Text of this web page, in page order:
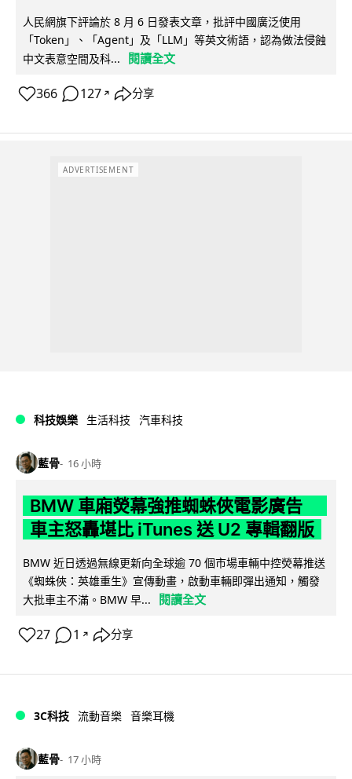
人民網旗下評論於 8 月 6 日發表文章，批評中國廣泛使用
「Token」、「Agent」及「LLM」等英文術語，認為做法侵蝕
中文表意空間及科...
閱讀全文
366 127 ↗ 分享
ADVERTISEMENT
科技娛樂 生活科技 汽車科技
藍骨 16 小時
BMW 車廂熒幕強推蜘蛛俠電影廣告
車主怒轟堪比 iTunes 送 U2 專輯翻版
BMW 近日透過無線更新向全球逾 70 個市場車輛中控熒幕推送
《蜘蛛俠：英雄重生》宣傳動畫，啟動車輛即彈出通知，觸發
大批車主不滿。BMW 早...
閱讀全文
27 1 ↗ 分享
3C科技 流動音樂 音樂耳機
藍骨 17 小時